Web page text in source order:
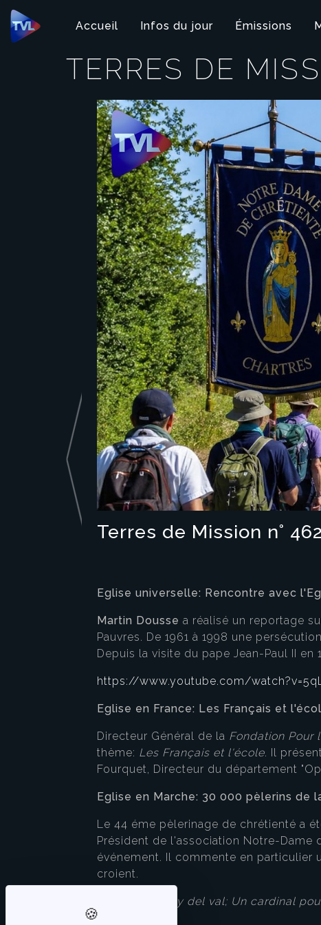
Panneau de gestion des cookies
Accueil
Infos du jour Émissions
TERRES DE
Terres de Mission n°
Eglise universelle: Rencontre avec
Martin Dousse a réalisé un reportage
Pauvres. De 1961 à 1998 une
Depuis la visite du pape Jean-Paul II
https://www.youtube.com/
Eglise en France: Les Français et
Directeur Général de la Fondation Pour
thème: Les Français et l'école. Il
Fourquet, Directeur du département
Eglise en Marche: 30 000 pèlerins de
Le 44 éme pèlerinage de chrétienté a
Président de l'association Notre-
événement. Il commente en particulier
croient.
Merry del val; Un cardinal
plus port.